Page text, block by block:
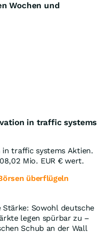
Wochen und
in traffic systems
traffic systems Aktien.
Mio. EUR € wert.
überflügeln
Stärke: Sowohl deutsche
legen spürbar zu –
Schub an der Wall